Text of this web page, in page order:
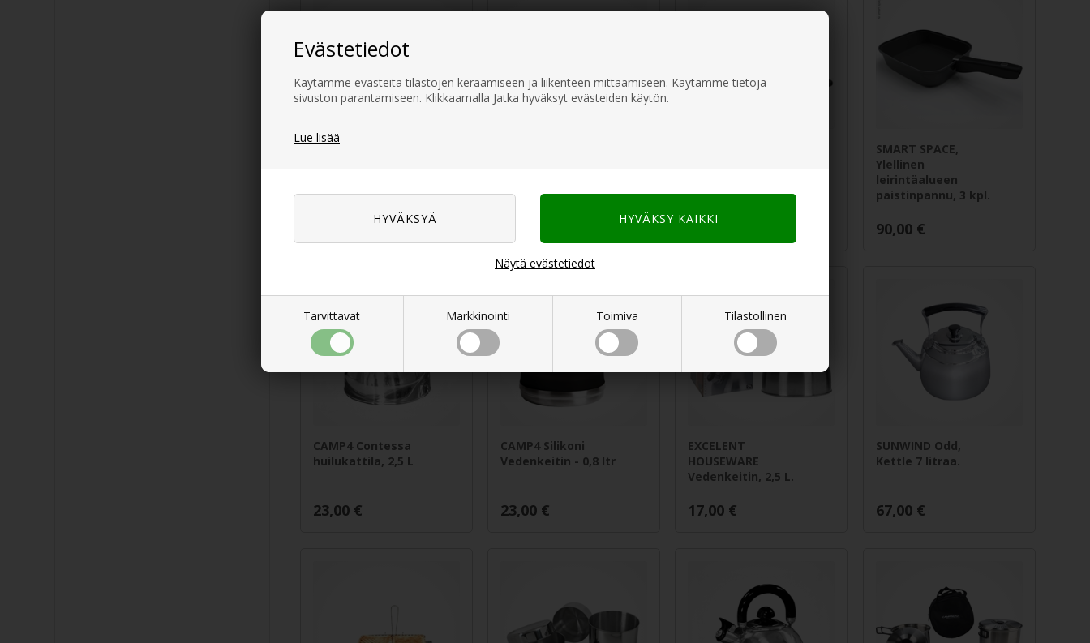
Evästetiedot
Käytämme evästeitä tilastojen keräämiseen ja liikenteen mittaamiseen. Käytämme tietoja
sivuston parantamiseen. Klikkaamalla Jatka hyväksyt evästeiden käytön.
Lue lisää
Tarvittavat Markkinointi Toimiva Tilastollinen
Näytä evästetiedot
BALLARINI Click and
12,00
SMART SPACE,
Ylellinen
leirintäalueen
paistinpannu, 3 kpl.
90,00 €
CAMP4 Contessa
huilukattila, 2,5 L
23,00 €
CAMP4 Silikoni
Vedenkeitin - 0,8 ltr
23,00 €
EXCELENT
HOUSEWARE
Vedenkeitin, 2,5 L.
17,00 €
SUNWIND Odd,
Kettle 7 litraa.
67,00 €